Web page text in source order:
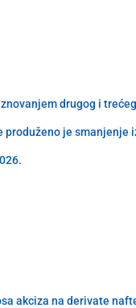
drugog i
je
akciza na derivate